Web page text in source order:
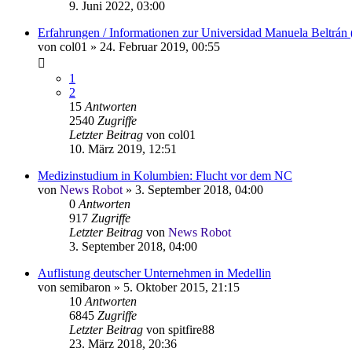
9. Juni 2022, 03:00
Erfahrungen / Informationen zur Universidad Manuela
von col01 » 24. Februar 2019, 00:55
1
2
15 Antworten
2540 Zugriffe
Letzter Beitrag von col01
10. März 2019, 12:51
Medizinstudium in Kolumbien: Flucht vor dem NC
von News Robot » 3. September 2018, 04:00
0 Antworten
917 Zugriffe
Letzter Beitrag von News Robot
3. September 2018, 04:00
Auflistung deutscher Unternehmen in Medellin
von semibaron » 5. Oktober 2015, 21:15
10 Antworten
6845 Zugriffe
Letzter Beitrag von spitfire88
23. März 2018, 20:36